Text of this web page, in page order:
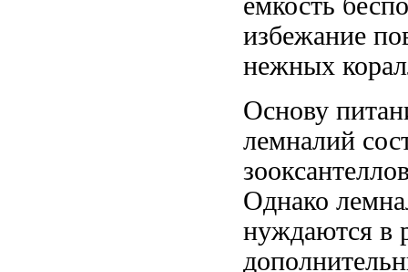
избежание
нежных
Основу
лемналий
Однако
нуждаются в